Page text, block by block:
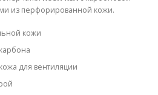
из перфорированной кожи.
кожи
для вентиляции